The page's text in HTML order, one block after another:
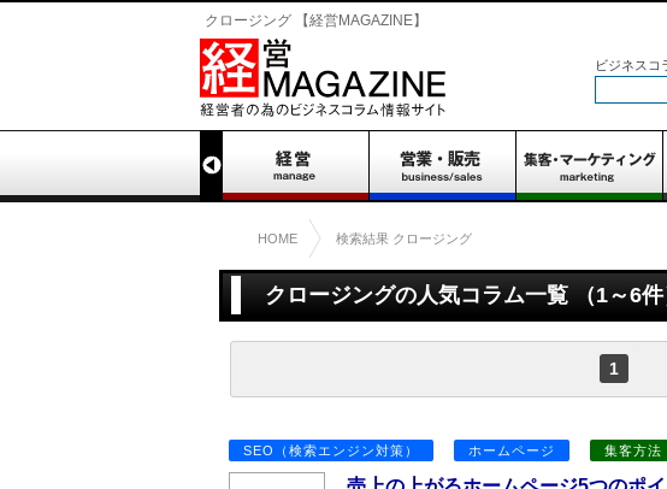
クロージング 【経営MAGAZINE】
ビジネスコ
HOME 検索結果 クロージング
クロージングの人気コラム一覧 （1～6
1
SEO（検索エンジン対策） ホームページ 集客方法